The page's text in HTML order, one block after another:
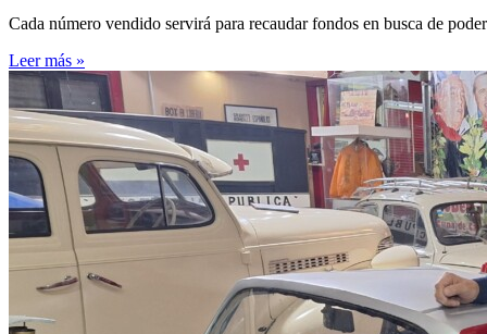
Cada número vendido servirá para recaudar fondos en busca de
Leer más »